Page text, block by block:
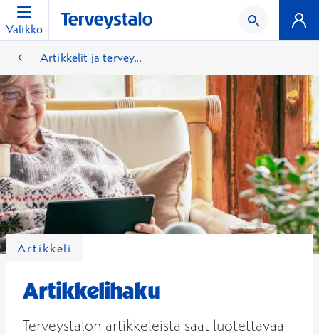
Valikko
Artikkelit ja tervey...
Artikkeli
Artikkelihaku
Terveystalon artikkeleista saat luotettavaa